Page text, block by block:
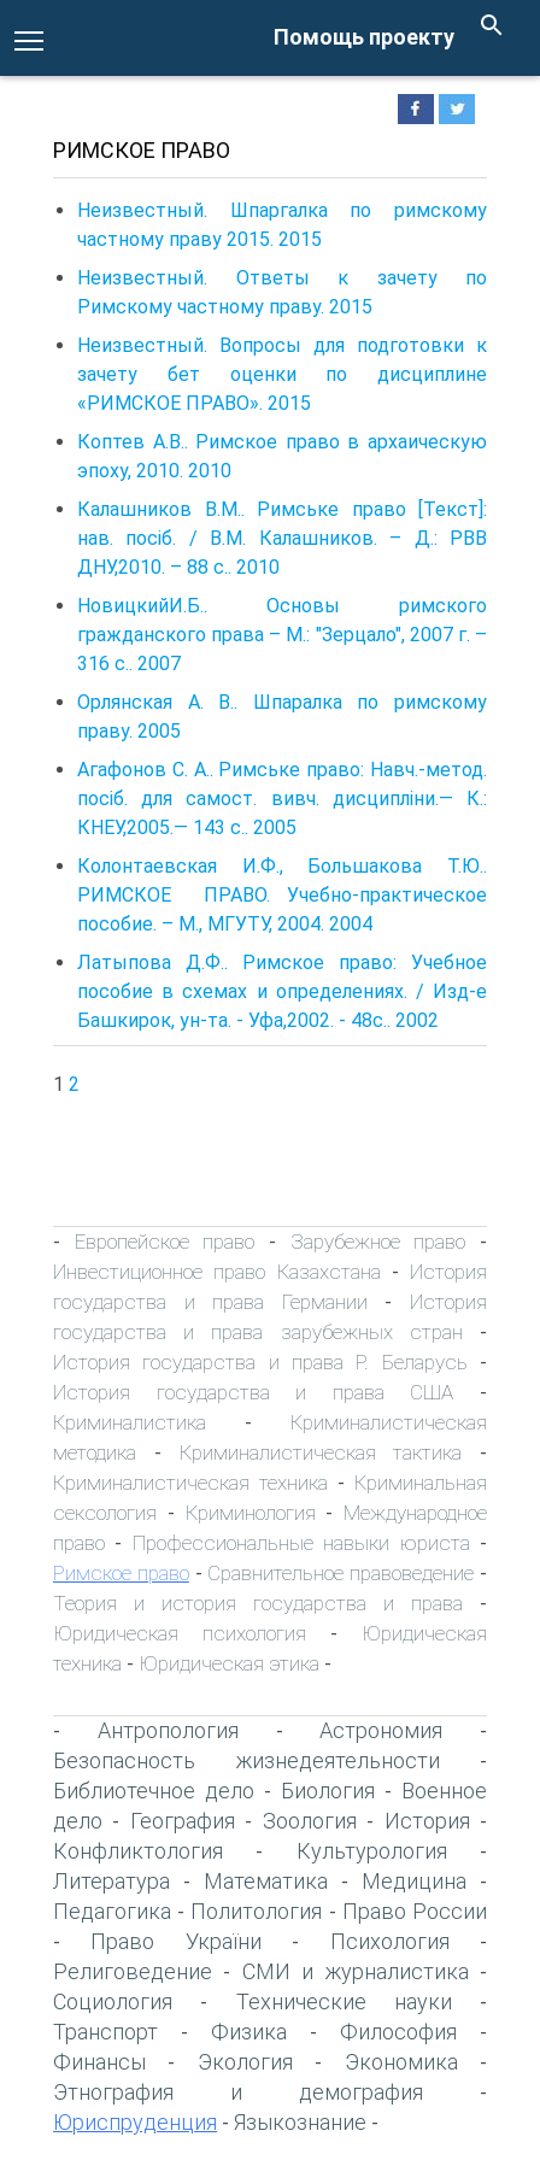
Помощь проекту
РИМСКОЕ ПРАВО
Неизвестный. Шпаргалка по римскому
частному праву 2015. 2015
Неизвестный. Ответы к зачету по
Римскому частному праву. 2015
Неизвестный. Вопросы для подготовки к
зачету бет оценки по дисциплине
«РИМСКОЕ ПРАВО». 2015
Коптев А.В.. Римское право в архаическую
эпоху, 2010. 2010
Калашников В.М.. Римське право [Текст]:
нав. посіб. / В.М. Калашников. – Д.: РВВ
ДНУ,2010. – 88 с.. 2010
НовицкийИ.Б.. Основы римского
гражданского права – М.: "Зерцало", 2007 г. –
316 с.. 2007
Орлянская А. В.. Шпаралка по римскому
праву. 2005
Агафонов С. А.. Римське право: Навч.-метод.
посіб. для самост. вивч. дисципліни.— К.:
КНЕУ,2005.— 143 с.. 2005
Колонтаевская И.Ф., Большакова Т.Ю..
РИМСКОЕ ПРАВО. Учебно-практическое
пособие. – М., МГУТУ, 2004. 2004
Латыпова Д.Ф.. Римское право: Учебное
пособие в схемах и определениях. / Изд-е
Башкирок, ун-та. - Уфа,2002. - 48с.. 2002
1 2
- Европейское право - Зарубежное право -
Инвестиционное право Казахстана - История
государства и права Германии - История
государства и права зарубежных стран -
История государства и права Р. Беларусь -
История государства и права США -
Криминалистика - Криминалистическая
методика - Криминалистическая тактика -
Криминалистическая техника - Криминальная
сексология - Криминология - Международное
право - Профессиональные навыки юриста -
Римское право- Сравнительное правоведение -
Теория и история государства и права -
Юридическая психология -
Юридическая
техника - Юридическая этика -
- Антропология -Астрономия -
Безопасность жизнедеятельности -
Библиотечное дело - Биология - Военное
дело - География - Зоология - История -
Конфликтология - Культурология -
Литература - Математика - Медицина -
Педагогика - Политология - Право России
- Право України - Психология -
Религоведение - СМИ и журналистика -
Социология - Технические науки -
Транспорт - Физика - Философия -
Финансы - Экология - Экономика -
Этнография и демография -
Юриспруденция - Языкознание -